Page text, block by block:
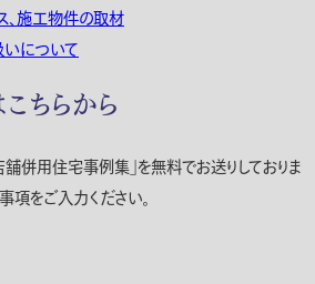
、施工物件の取材
について
ちらから
舗併用住宅事例集」を無料でお送りしておりま
項をご入力ください。